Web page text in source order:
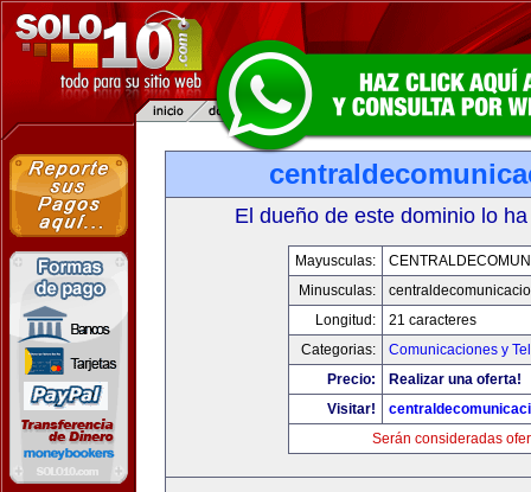
El dueño de este dominio lo
Mayusculas:
Minusculas:
Longitud:
21 caracteres
Categorias:
Comunicaciones y
Precio:
Realizar una oferta!
Visitar!
Serán consideradas